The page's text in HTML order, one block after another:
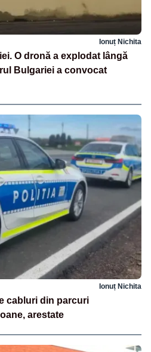
Ionuț Nichita
O dronă a explodat lângă
Bulgariei a convocat
Ionuț Nichita
cabluri din parcuri
arestate